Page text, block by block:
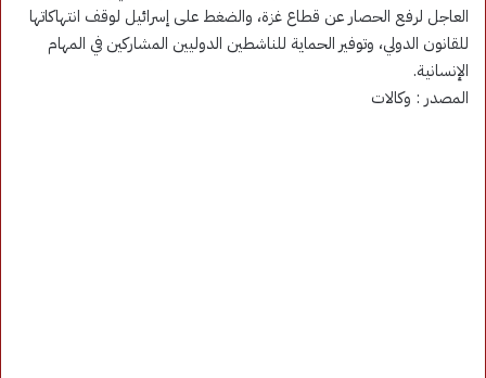
العاجل لرفع الحصار عن قطاع غزة، والضغط على إسرائيل لوقف انتهاكاتها
للقانون الدولي، وتوفير الحماية للناشطين الدوليين المشاركين في المهام
الإنسانية.
المصدر : وكالات